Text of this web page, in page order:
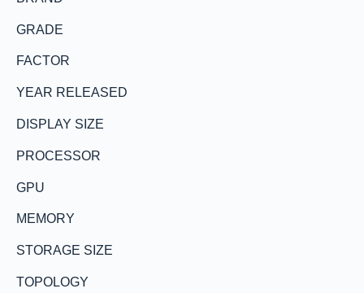
GRADE
FACTOR
YEAR RELEASED
DISPLAY SIZE
PROCESSOR
GPU
MEMORY
STORAGE SIZE
TOPOLOGY